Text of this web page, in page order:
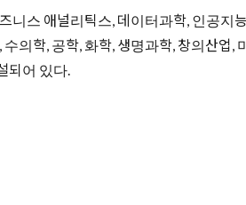
니스 애널리틱스, 데이터과학, 인공지
의학, 공학, 화학, 생명과학, 창의산업,
되어 있다.